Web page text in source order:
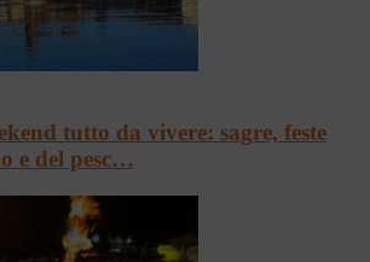
tutto da vivere: sagre, feste
e del pesc…